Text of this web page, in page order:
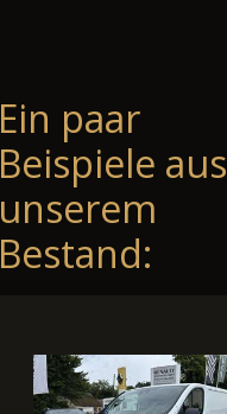
Ein paar
Beispiele aus
unserem
Bestand: